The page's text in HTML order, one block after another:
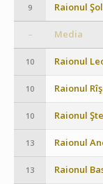
9 Raionul
– Media
10 Raionul
10 Raionul
10 Raionul
13 Raionul
13 Raionul